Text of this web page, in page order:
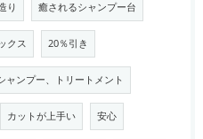
り 癒されるシャンプー台
クス 20％引き
ャンプー、トリートメント
カットが上手い 安心